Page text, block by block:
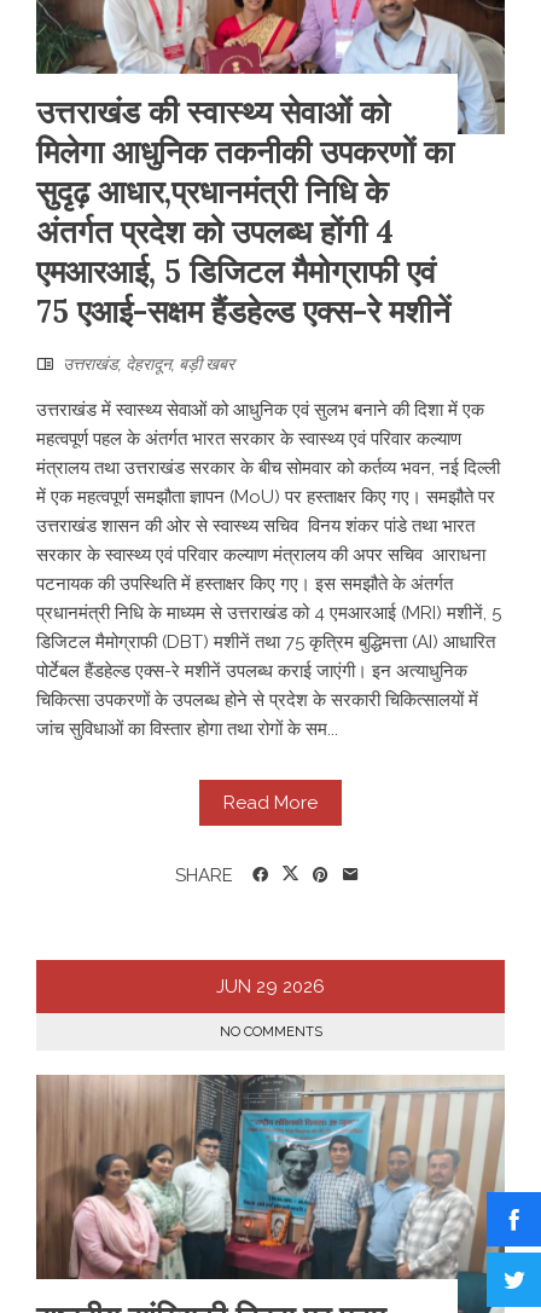
उत्तराखंड की स्वास्थ्य सेवाओं को
मिलेगा आधुनिक तकनीकी उपकरणों का
सुदृढ़ आधार,प्रधानमंत्री निधि के
अंतर्गत प्रदेश को उपलब्ध होंगी 4
एमआरआई, 5 डिजिटल मैमोग्राफी एवं
75 एआई-सक्षम हैंडहेल्ड एक्स-रे मशीनें
उत्तराखंड, देहरादून, बड़ी खबर
उत्तराखंड में स्वास्थ्य सेवाओं को आधुनिक एवं सुलभ बनाने की दिशा में एक
महत्वपूर्ण पहल के अंतर्गत भारत सरकार के स्वास्थ्य एवं परिवार कल्याण
मंत्रालय तथा उत्तराखंड सरकार के बीच सोमवार को कर्तव्य भवन, नई दिल्ली
में एक महत्वपूर्ण समझौता ज्ञापन (MoU) पर हस्ताक्षर किए गए। समझौते पर
उत्तराखंड शासन की ओर से स्वास्थ्य सचिव विनय शंकर पांडे तथा भारत
सरकार के स्वास्थ्य एवं परिवार कल्याण मंत्रालय की अपर सचिव आराधना
पटनायक की उपस्थिति में हस्ताक्षर किए गए। इस समझौते के अंतर्गत
प्रधानमंत्री निधि के माध्यम से उत्तराखंड को 4 एमआरआई (MRI) मशीनें, 5
डिजिटल मैमोग्राफी (DBT) मशीनें तथा 75 कृत्रिम बुद्धिमत्ता (AI) आधारित
पोर्टेबल हैंडहेल्ड एक्स-रे मशीनें उपलब्ध कराई जाएंगी। इन अत्याधुनिक
चिकित्सा उपकरणों के उपलब्ध होने से प्रदेश के सरकारी चिकित्सालयों में
जांच सुविधाओं का विस्तार होगा तथा रोगों के सम...
Read More
SHARE
JUN 29 2026
NO COMMENTS